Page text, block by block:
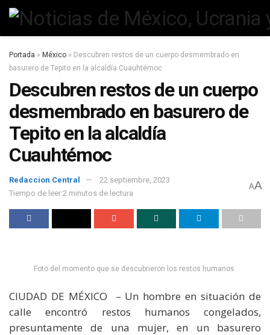
Portada » México » Descubren restos de un cuerpo desmembrado en
basurero de Tepito en la alcaldía Cuauhtémoc
Descubren restos de un cuerpo
desmembrado en basurero de
Tepito en la alcaldía
Cuauhtémoc
Redaccion Central
22 septiembre, 2023
Tiempo de leer:2 minutos de lectura
AA
Foto del momento que se descubrieron los restos humanos.
CIUDAD DE MÉXICO – Un hombre en situación de
calle encontró restos humanos congelados,
presuntamente de una mujer, en un basurero